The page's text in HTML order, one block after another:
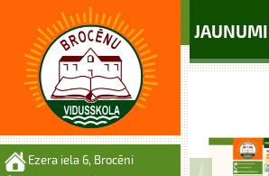
JAUNUMI
Ezera iela 6, Brocēni